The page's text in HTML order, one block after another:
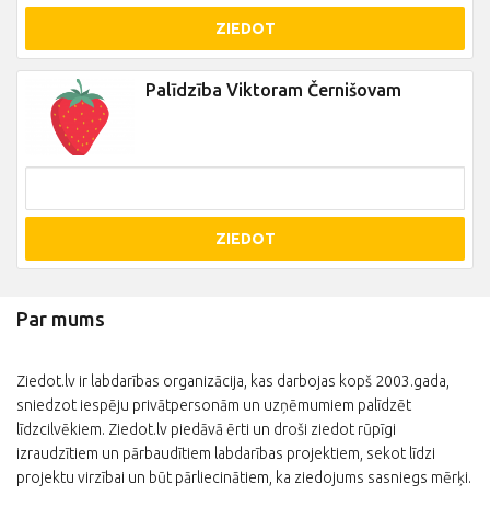
ZIEDOT
Palīdzība Viktoram Černišovam
ZIEDOT
Par mums
Ziedot.lv ir labdarības organizācija, kas darbojas kopš 2003.gada,
sniedzot iespēju privātpersonām un uzņēmumiem palīdzēt
līdzcilvēkiem. Ziedot.lv piedāvā ērti un droši ziedot rūpīgi
izraudzītiem un pārbaudītiem labdarības projektiem, sekot līdzi
projektu virzībai un būt pārliecinātiem, ka ziedojums sasniegs mērķi.